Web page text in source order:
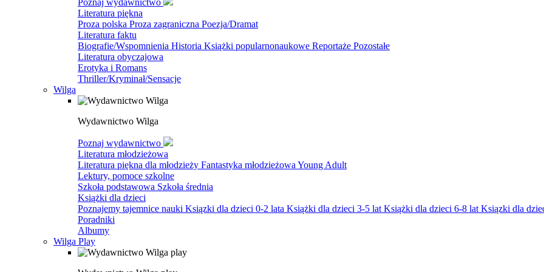
Poznaj wydawnictwo
Literatura piękna
Proza polska Proza zagraniczna Poezja/Dramat
Literatura faktu
Biografie/Wspomnienia Historia Książki popularnonaukowe Reportaże Pozostałe
Literatura obyczajowa
Erotyka i Romans
Thriller/Kryminał/Sensacje
Wilga
Wydawnictwo Wilga
Poznaj wydawnictwo
Literatura młodzieżowa
Literatura piękna dla młodzieży Fantastyka młodzieżowa Young Adult
Lektury, pomoce szkolne
Szkoła podstawowa Szkoła średnia
Książki dla dzieci
Poznajemy tajemnice nauki Ksiązki dla dzieci 0-2 lata Książki dla dzieci 3-5 lat Książki dla dzieci 6-8 lat Ksiązki dla
Poradniki
Albumy
Wilga Play